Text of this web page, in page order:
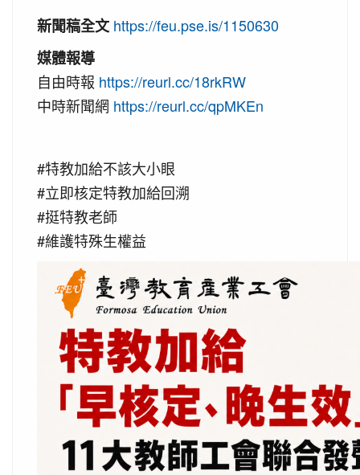
新聞稿全文 https://feu.pse.is/1150630
媒體報導
自由時報 https://reurl.cc/18rkRW
中時新聞網 https://reurl.cc/qpMKEn
#特教加給不該大小眼
#立即核定特教加給回溯
#挺特教老師
#維護特殊生權益